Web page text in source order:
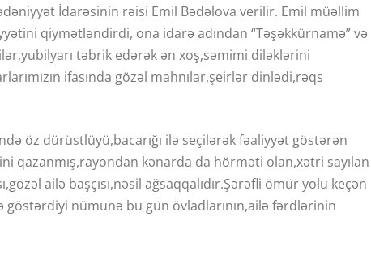
İdarəsinin rəisi Emil Bədəlova verilir. Emil müəllim
qiymətləndirdi, ona idarə adından “Təşəkkürnamə” və
təbrik edərək ən xoş,səmimi diləklərini
ifasında gözəl mahnılar,şeirlər dinlədi,rəqs
öz dürüstlüyü,bacarığı ilə seçilərək fəaliyyət göstərən
qazanmış,rayondan kənarda da hörməti olan,xətri sayılan
ailə başçısı,nəsil ağsaqqalıdır.Şərəfli ömür yolu keçən
göstərdiyi nümunə bu gün övladlarının,ailə fərdlərinin